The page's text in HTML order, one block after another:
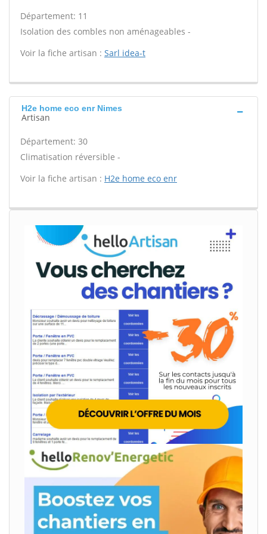
Département: 11
Isolation des combles non aménageables -
Voir la fiche artisan : Sarl idea-t
H2e home eco enr Nimes
Artisan
Département: 30
Climatisation réversible -
Voir la fiche artisan : H2e home eco enr